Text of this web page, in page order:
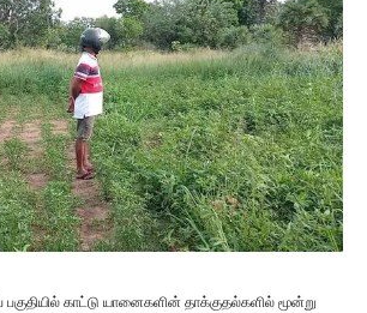
காட்டு யானைகளின் தாக்குதல்களில் மூன்று